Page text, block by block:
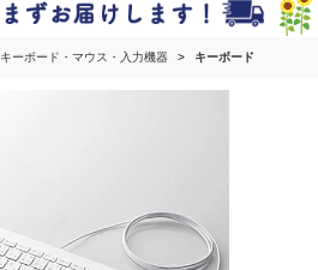
キーボード・マウス・入力機器 キーボード